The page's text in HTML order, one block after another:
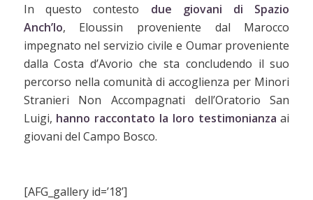
In questo contesto due giovani di Spazio
Anch’Io, Eloussin proveniente dal Marocco
impegnato nel servizio civile e Oumar proveniente
dalla Costa d’Avorio che sta concludendo il suo
percorso nella comunità di accoglienza per Minori
Stranieri Non Accompagnati dell’Oratorio San
Luigi, hanno raccontato la loro testimonianzaai
giovani del Campo Bosco.
[AFG_gallery id=’18’]